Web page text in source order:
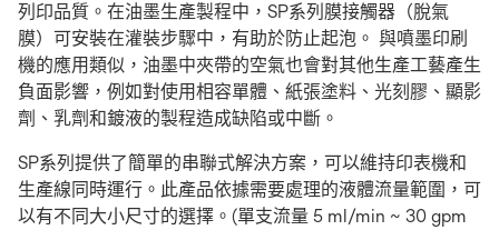
列印品質。在油墨生產製程中，SP系列膜接觸器（脫氣
膜）可安裝在灌裝步驟中，有助於防止起泡。 與噴墨印刷
機的應用類似，油墨中夾帶的空氣也會對其他生產工藝產生
負面影響，例如對使用相容單體、紙張塗料、光刻膠、顯影
劑、乳劑和鍍液的製程造成缺陷或中斷。
SP系列提供了簡單的串聯式解決方案，可以維持印表機和
生產線同時運行。此產品依據需要處理的液體流量範圍，可
以有不同大小尺寸的選擇。(單支流量 5 ml/min ~ 30 gpm